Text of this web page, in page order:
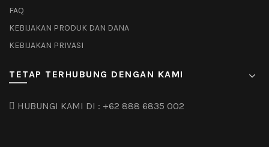
FAQ
KEBIJAKAN PRODUK DAN DANA
KEBIJAKAN PRIVASI
TETAP TERHUBUNG DENGAN KAMI
HUBUNGI KAMI DI : +62 888 6835 002